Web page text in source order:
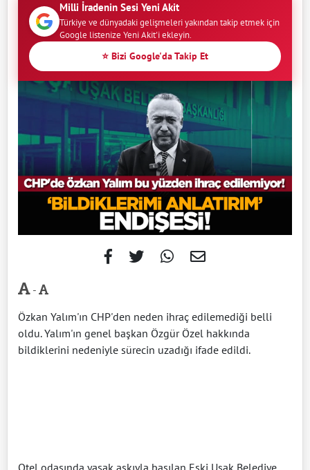
Milli İradenin Sesi Yeni Akit
Türkiye ve dünyadaki gelişmeleri yakından takip etmek için
Google listenize Yeni Akit'i ekleyin.
⭐ Bizi Google'da Takip Et
-
Özkan Yalım'ın CHP'den neden ihraç edilemediği belli
oldu. Yalım'ın genel başkan Özgür Özel hakkında
bildiklerini nedeniyle sürecin uzadığı ifade edildi.
Otel odasında yasak aşkıyla basılan Eski Uşak Belediye